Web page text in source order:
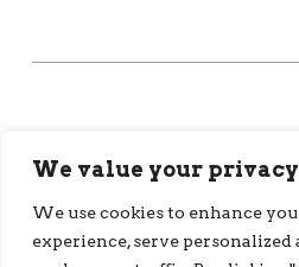
We value your privacy
We use cookies to enhance
experience, serve personalized
u
: